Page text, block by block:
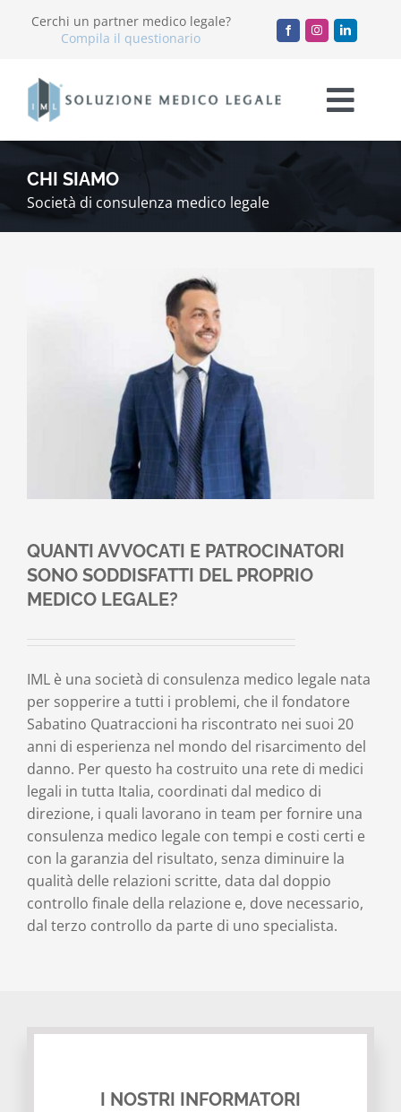
Cerchi un partner medico legale?
Compila il questionario
Chi Siamo
Accademia
Blog
Lavora con noi
Contatti
Carrello
CHI SIAMO
Società di consulenza medico legale
QUANTI AVVOCATI E PATROCINATORI
SONO SODDISFATTI DEL PROPRIO
MEDICO LEGALE?
IML è una società di consulenza medico legale nata
per sopperire a tutti i problemi, che il fondatore
Sabatino Quatraccioni ha riscontrato nei suoi 20
anni di esperienza nel mondo del risarcimento del
danno. Per questo ha costruito una rete di medici
legali in tutta Italia, coordinati dal medico di
direzione, i quali lavorano in team per fornire una
consulenza medico legale con tempi e costi certi e
con la garanzia del risultato, senza diminuire la
qualità delle relazioni scritte, data dal doppio
controllo finale della relazione e, dove necessario,
dal terzo controllo da parte di uno specialista.
I NOSTRI INFORMATORI